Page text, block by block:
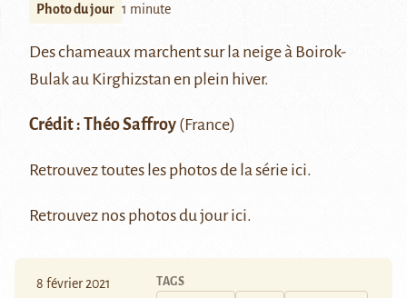
Photo du jour 1 minute
Des chameaux marchent sur la neige à Boirok-
Bulak au Kirghizstan en plein hiver.
Crédit : Théo Saffroy (France)
Retrouvez toutes les photos de la série ici.
Retrouvez nos photos du jourici.
8 février 2021 TAGS